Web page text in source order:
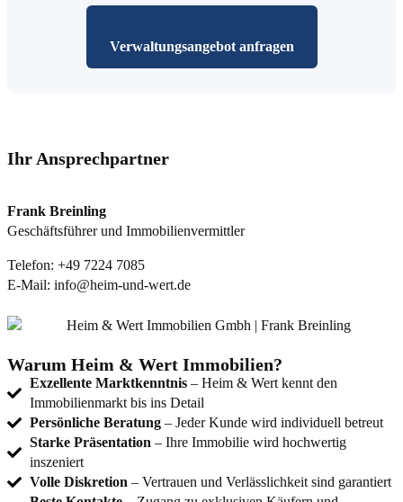
Verwaltungsangebot anfragen
Ihr Ansprechpartner
Frank Breinling
Geschäftsführer und Immobilienvermittler
Telefon: +49 7224 7085
E-Mail: info@heim-und-wert.de
Warum Heim & Wert Immobilien?
Exzellente Marktkenntnis – Heim & Wert kennt den
Immobilienmarkt bis ins Detail
Persönliche Beratung – Jeder Kunde wird individuell betreut
Starke Präsentation – Ihre Immobilie wird hochwertig
inszeniert
Volle Diskretion – Vertrauen und Verlässlichkeit sind garantiert